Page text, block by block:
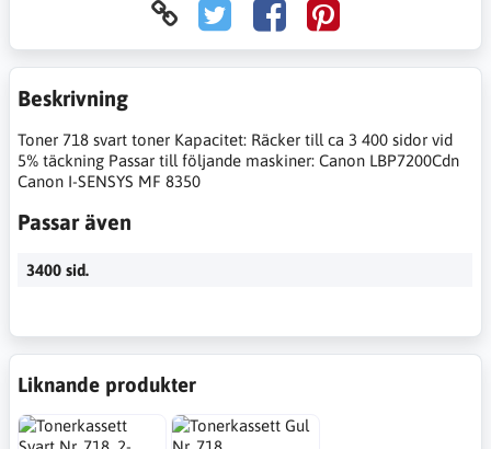
Beskrivning
Toner 718 svart toner Kapacitet: Räcker till ca 3 400 sidor vid
5% täckning Passar till följande maskiner: Canon LBP7200Cdn
Canon I-SENSYS MF 8350
Passar även
3400 sid.
Liknande produkter